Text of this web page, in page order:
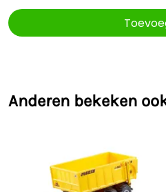
Anderen bekeken